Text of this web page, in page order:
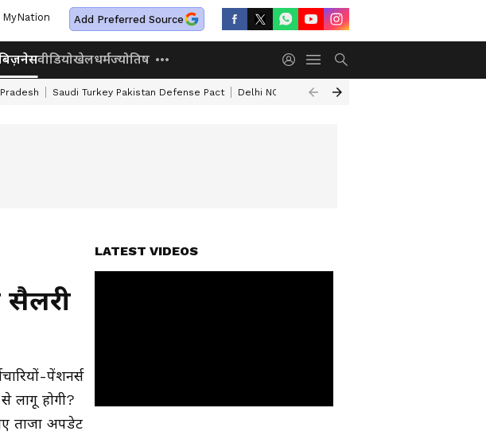
MyNation Add Preferred Source
वीडियोखेलधर्मज्योतिष
Saudi Turkey Pakistan Defense Pact Delhi NCR Heavy Rain
सैलरी
पेंशनर्स
होगी?
ताजा अपडेट
LATEST VIDEOS